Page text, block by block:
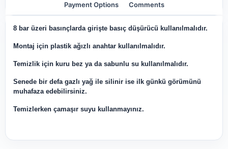
Payment Options Comments
8 bar üzeri basınçlarda girişte basıç düşürücü kullanılmalıdır.
Montaj için plastik ağızlı anahtar kullanılmalıdır.
Temizlik için kuru bez ya da sabunlu su kullanılmalıdır.
Senede bir defa gazlı yağ ile silinir ise ilk günkü görümünü
muhafaza edebilirsiniz.
Temizlerken çamaşır suyu kullanmayınız.